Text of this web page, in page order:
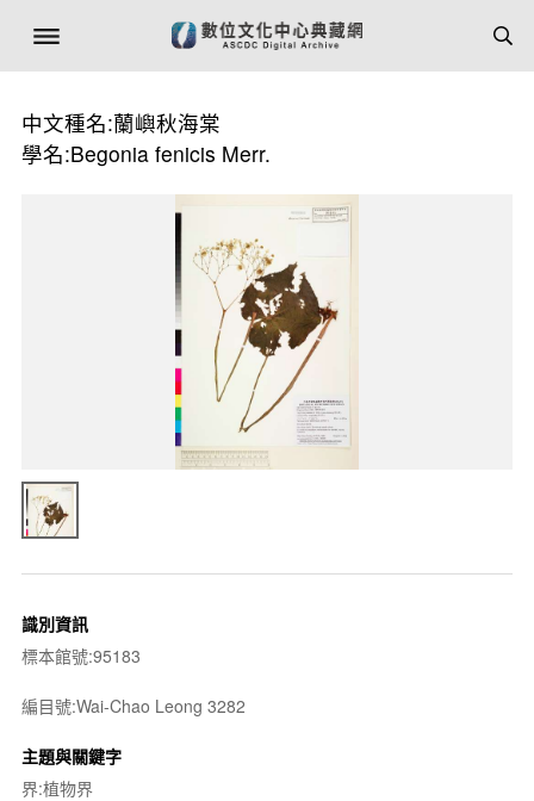
中文種名:蘭嶼秋海棠
學名:Begonia fenicis Merr.
識別資訊
標本館號:95183
編目號:Wai-Chao Leong 3282
主題與關鍵字
界:植物界